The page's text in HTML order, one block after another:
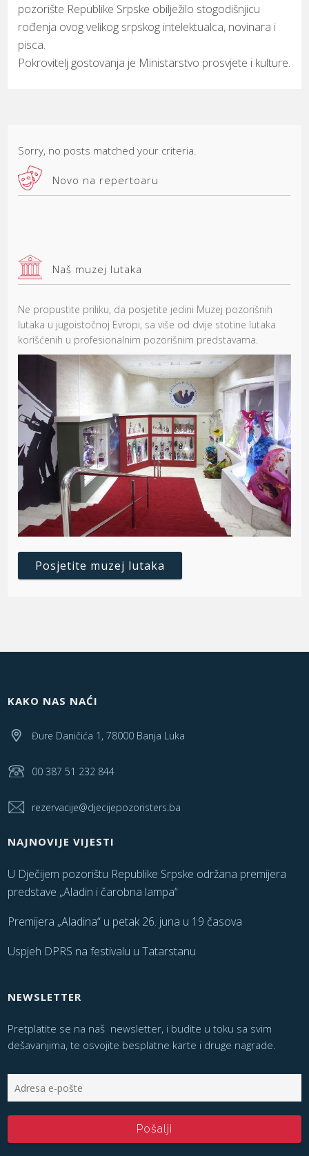
pozorište Republike Srpske obilježilo stogodišnjicu
rođenja ovog velikog srpskog intelektualca, novinara i
pisca.
Pokrovitelj gostovanja je Ministarstvo prosvjete i kulture.
Sorry, no posts matched your criteria.
Novo na repertoaru
Naš muzej lutaka
Ne propustite priliku, da posjetite jedini Muzej pozorišnih
lutaka u jugoistočnoj Evropi, sa više od dvije stotine lutaka
korišćenih u profesionalnim pozorišnim predstavama.
Posjetite muzej lutaka
KAKO NAS NAĆI
Đure Daničića 1, 78000 Banja Luka
00 387 51 232 844
rezervacije@djecijepozoristers.ba
NAJNOVIJE VIJESTI
U Dječijem pozorištu Republike Srpske održana premijera
predstave „Aladin i čarobna lampa“
Premijera „Aladina“ u petak 26. juna u 19 časova
Uspjeh DPRS na festivalu u Tatarstanu
NEWSLETTER
Pretplatite se na naš newsletter, i budite u toku sa svim
dešavanjima, te osvojite besplatne karte i druge nagrade.